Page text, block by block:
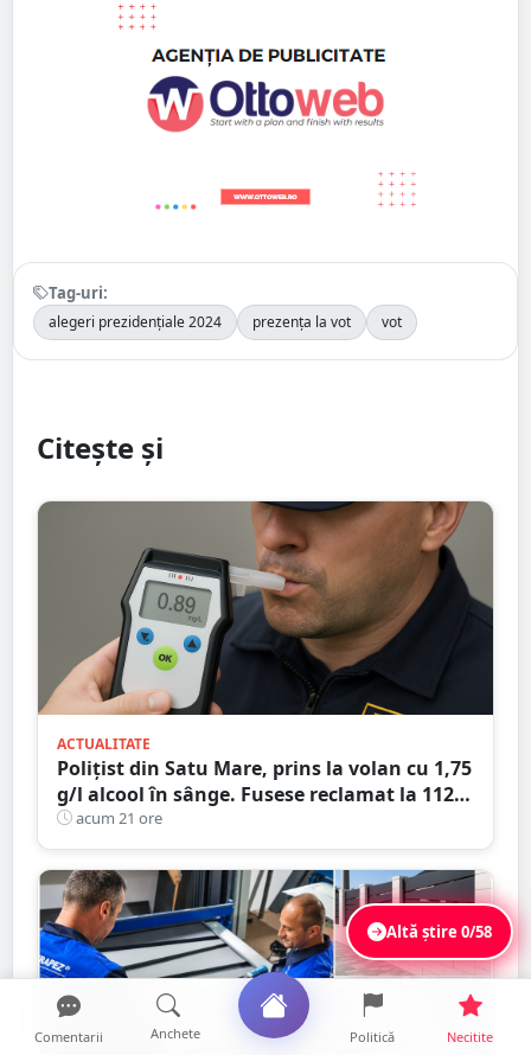
Tag-uri:
alegeri prezidențiale 2024 prezența la vot vot
Citește și
ACTUALITATE
Polițist din Satu Mare, prins la volan cu 1,75
g/l alcool în sânge. Fusese reclamat la 112
că circula pe contrasens
acum 21 ore
Altă știre0/58
Comentarii Anchete Politică Necitite